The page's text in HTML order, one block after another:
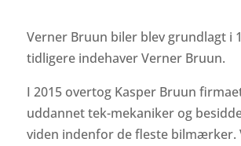
Verner Bruun biler blev grundlagt i
tidligere indehaver Verner Bruun.
I 2015 overtog Kasper Bruun
uddannet tek-mekaniker og
viden indenfor de fleste